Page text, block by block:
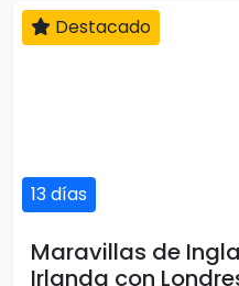
13 días
Destacado
Maravillas de
Irlanda con